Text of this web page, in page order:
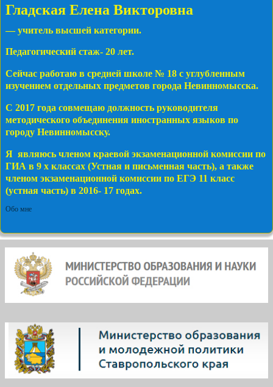
Гладская Елена Викторовна
— учитель высшей категории.
Педагогический стаж- 20 лет.
Сейчас работаю в средней школе № 18 с углубленным
изучением отдельных предметов города Невинномысска.
С 2017 года совмещаю должность руководителя
методического объединения иностранных языков по
городу Невинномысску.
Я являюсь членом краевой экзаменационной комиссии по
ГИА в 9 х классах (Устная и письменная часть), а также
членом экзаменационной комиссии по ЕГЭ 11 класс
(устная часть) в 2016- 17 годах.
Обо мне